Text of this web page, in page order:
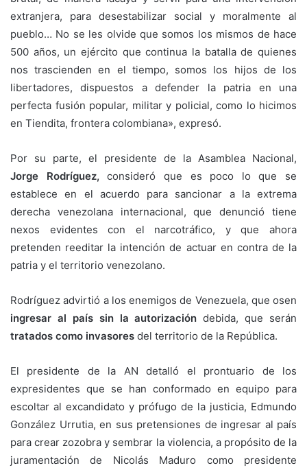
extranjera, para desestabilizar social y moralmente al
pueblo… No se les olvide que somos los mismos de hace
500 años, un ejército que continua la batalla de quienes
nos trascienden en el tiempo, somos los hijos de los
libertadores, dispuestos a defender la patria en una
perfecta fusión popular, militar y policial, como lo hicimos
en Tiendita, frontera colombiana», expresó.
Por su parte, el presidente de la Asamblea Nacional,
Jorge
Rodríguez,consideró que es poco lo que se
establece en el acuerdo para sancionar a la extrema
derecha venezolana internacional, que denunció tiene
nexos evidentes con el narcotráfico, y que ahora
pretenden reeditar la intención de actuar en contra de la
patria y el territorio venezolano.
Rodríguez advirtió a los enemigos de Venezuela, que osen
ingresar al país sin la autorización debida, que serán
tratados como invasores del territorio de la República.
El presidente de la AN detalló el prontuario de los
expresidentes que se han conformado en equipo para
escoltar al excandidato y prófugo de la justicia, Edmundo
González Urrutia, en sus pretensiones de ingresar al país
para crear zozobra y sembrar la violencia, a propósito de la
juramentación de Nicolás Maduro como presidente